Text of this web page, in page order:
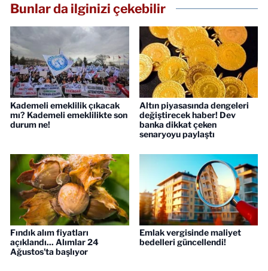
Bunlar da ilginizi çekebilir
Kademeli emeklilik çıkacak
mı? Kademeli emeklilikte son
durum ne!
Altın piyasasında dengeleri
değiştirecek haber! Dev
banka dikkat çeken
senaryoyu paylaştı
Fındık alım fiyatları
açıklandı... Alımlar 24
Ağustos'ta başlıyor
Emlak vergisinde maliyet
bedelleri güncellendi!